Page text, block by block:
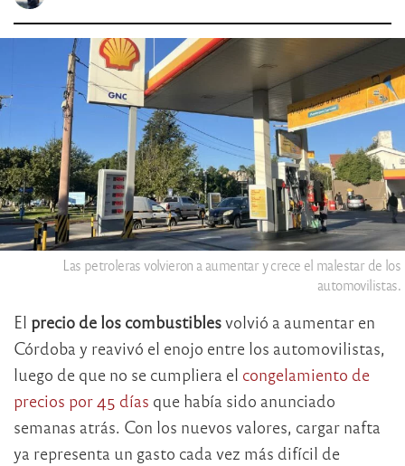
Las petroleras volvieron a aumentar y crece el malestar de los
automovilistas.
El precio de los combustiblesvolvió a aumentar en
Córdoba y reavivó el enojo entre los automovilistas,
luego de que no se cumpliera el congelamiento de
precios por 45 días que había sido anunciado
semanas atrás. Con los nuevos valores, cargar nafta
ya representa un gasto cada vez más difícil de